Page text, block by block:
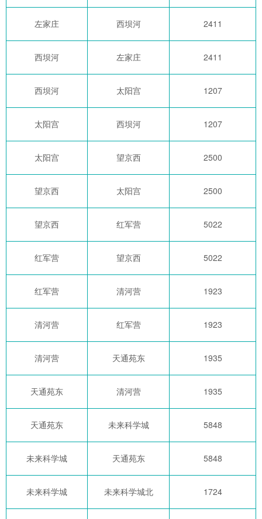
左家庄 西坝河 2411
西坝河 左家庄 2411
西坝河 太阳宫 1207
太阳宫 西坝河 1207
太阳宫 望京西 2500
望京西 太阳宫 2500
望京西 红军营 5022
红军营 望京西 5022
红军营 清河营 1923
清河营 红军营 1923
清河营 天通苑东 1935
天通苑东 清河营 1935
天通苑东 未来科学城 5848
未来科学城 天通苑东 5848
未来科学城 未来科学城北 1724